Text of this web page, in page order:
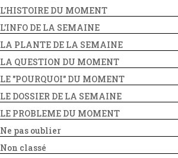
L'HISTOIRE DU MOMENT
L'INFO DE LA SEMAINE
LA PLANTE DE LA SEMAINE
LA QUESTION DU MOMENT
LE "POURQUOI" DU MOMENT
LE DOSSIER DE LA SEMAINE
LE PROBLEME DU MOMENT
Ne pas oublier
Non classé